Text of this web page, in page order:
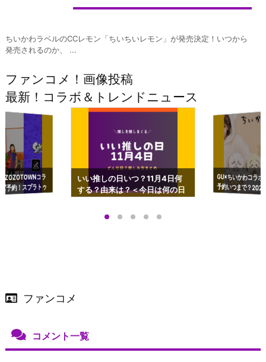
ちいかわラベルのCCレモン「ちいちいレモン」が発売決定！いつから
発売されるのか、 ...
ファンコメ！画像投稿
最新！コラボ＆トレンドニュース
コラ
予約！スプラトゥ
ップも渋谷Hz
いい推しの日いつ？11月4日何
する？由来は？＜今日は何の日
GU×ちいかわコラ
予約いつまで？
ーチやショルダー
ファンコメ
コメント一覧